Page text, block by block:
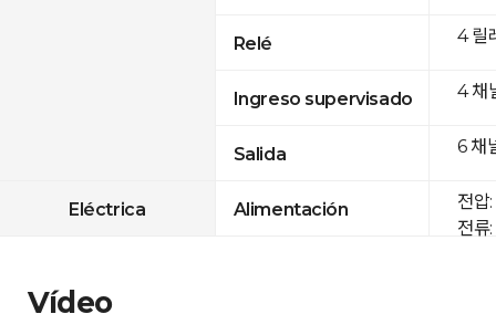
Relé
Ingreso supervisado
Salida
Eléctrica Alimentación
4 릴
4 채
6 채
전압
전류
Vídeo